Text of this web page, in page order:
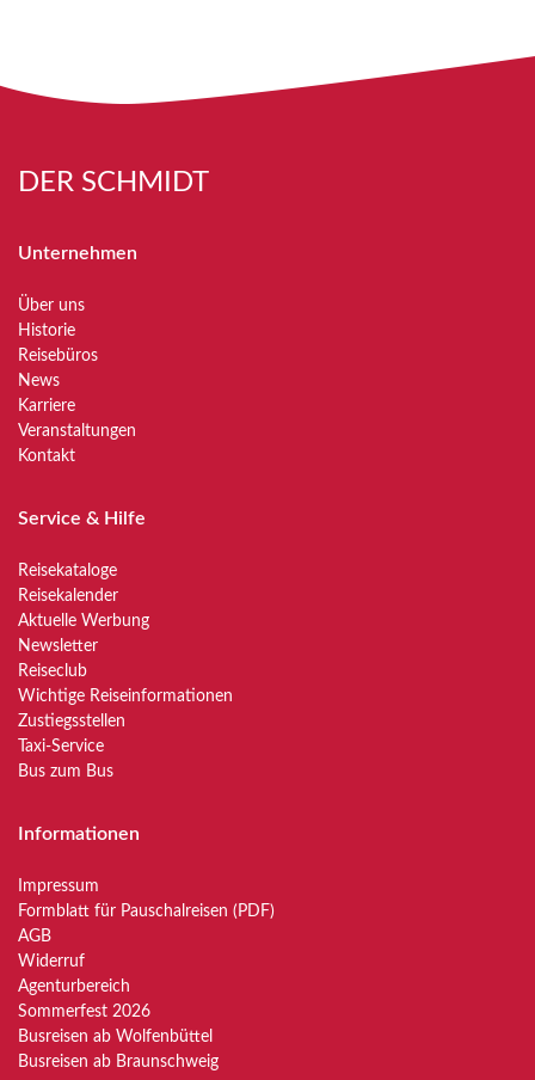
DER SCHMIDT
Unternehmen
Über uns
Historie
Reisebüros
News
Karriere
Veranstaltungen
Kontakt
Service & Hilfe
Reisekataloge
Reisekalender
Aktuelle Werbung
Newsletter
Reiseclub
Wichtige Reiseinformationen
Zustiegsstellen
Taxi-Service
Bus zum Bus
Informationen
Impressum
Formblatt für Pauschalreisen (PDF)
AGB
Widerruf
Agenturbereich
Sommerfest 2026
Busreisen ab Wolfenbüttel
Busreisen ab Braunschweig